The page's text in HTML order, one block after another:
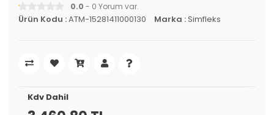
0.0 - 0 Yorum var.
Ürün Kodu :ATM-15281411000130 Marka :Simfleks
Kdv Dahil